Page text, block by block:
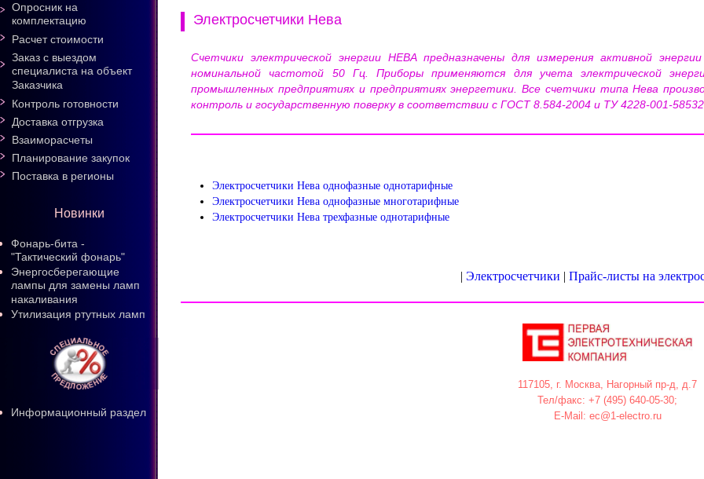
Электросчетчики Нева
Счетчики электрической энергии НЕВА предназначены для измерения активной
номинальной частотой 50 Гц. Приборы применяются для учета электрической
промышленных предприятиях и предприятиях энергетики. Все счетчики типа Нева
контроль и государственную поверку в соответствии с ГОСТ 8.584-2004 и ТУ 4228-001-
Электросчетчики Нева однофазные однотарифные
Электросчетчики Нева однофазные многотарифные
Электросчетчики Нева трехфазные однотарифные
| Электросчетчики | Прайс-листы на
117105, г. Москва, Нагорный пр-д, д.7
Тел/факс: +7 (495) 640-05-30;
E-Mail: ec@1-electro.ru
Опросник на
комплектацию
Расчет стоимости
Заказ с выездом
специалиста на объект
Заказчика
Контроль готовности
Доставка отгрузка
Взаиморасчеты
Планирование закупок
Поставка в регионы
Новинки
Фонарь-бита -
"Тактический фонарь"
Энергосберегающие
лампы для замены ламп
накаливания
Утилизация ртутных ламп
Информационный раздел